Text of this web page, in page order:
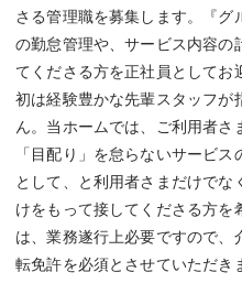
さる管理職を募集します。『グ
の勤怠管理や、サービス内容の
てくださる方を正社員として
初は経験豊かな先輩スタッフが
ん。当ホームでは、ご利用者さ
「目配り」を怠らないサービ
として、と利用者さまだけで
けをもって接してくださる方
は、業務遂行上必要ですので、
転免許を必須とさせていただき